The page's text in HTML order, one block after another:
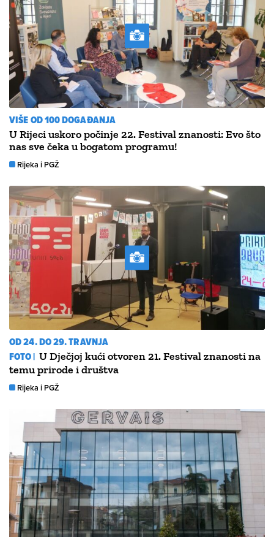
VIŠE OD 100 DOGAĐANJA
U Rijeci uskoro počinje 22. Festival znanosti: Evo što
nas sve čeka u bogatom programu!
Rijeka i PGŽ
OD 24. DO 29. TRAVNJA
FOTO | U Dječjoj kući otvoren 21. Festival znanosti na
temu prirode i društva
Rijeka i PGŽ